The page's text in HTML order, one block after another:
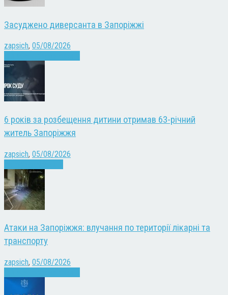
Засуджено диверсанта в Запоріжжі
zapsich, 05/08/2026
6 років за розбещення дитини отримав 63-річний
житель Запоріжжя
zapsich, 05/08/2026
Атаки на Запоріжжя: влучання по території лікарні та
транспорту
zapsich, 05/08/2026